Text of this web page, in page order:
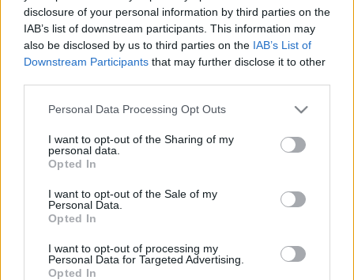
disclosure of your personal information by third parties on the
IAB’s list of downstream participants. This information may
also be disclosed by us to third parties on the IAB’s List of
Downstream Participants that may further disclose it to other
Please note that this website/app uses one or more Google
not limited to your visit or usage behaviour. You may click to
grant or deny consent to Google and its third-party tags to
use your data for below specified purposes in below Google
consent section.
Personal Data Processing Opt Outs
I want to opt-out of the Sharing of my
personal data.
Opted In
I want to opt-out of the Sale of my
Personal Data.
Opted In
I want to opt-out of processing my
Personal Data for Targeted Advertising.
Opted In
Felhasználónév
Jelszó
rám
Elfelejtette jelszavát?
Elfelejtette felhasználónevét?
Regisztráció
Bejelentkezés
faiskola.hu
Kertészeti, kerti termékek és szolgáltatások térképes
szaknévsora
MI A FAISKOLA.HU?